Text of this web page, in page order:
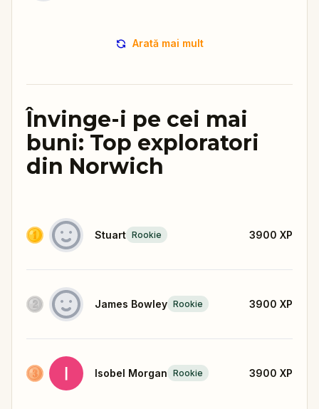
Arată mai mult
Învinge-i pe cei mai
buni: Top exploratori
din Norwich
Stuart Rookie 3900 XP
James Bowley Rookie 3900 XP
Isobel Morgan Rookie 3900 XP